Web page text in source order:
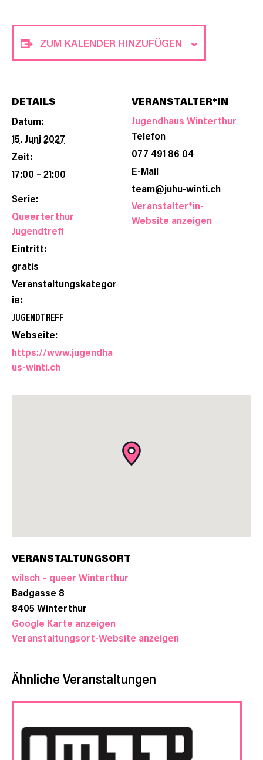
ZUM KALENDER HINZUFÜGEN
DETAILS
Datum:
15. Juni 2027
Zeit:
17:00 – 21:00
Serie:
Queerterthur
Jugendtreff
Eintritt:
gratis
Veranstaltungskategor
ie:
JUGENDTREFF
Webseite:
https://www.jugendha
us-winti.ch
VERANSTALTER*IN
Jugendhaus Winterthur
Telefon
077 491 86 04
E-Mail
team@juhu-winti.ch
Veranstalter*in-
Website anzeigen
VERANSTALTUNGSORT
wilsch – queer Winterthur
Badgasse 8
8405Winterthur
Google Karte anzeigen
Veranstaltungsort-Website anzeigen
Ähnliche Veranstaltungen